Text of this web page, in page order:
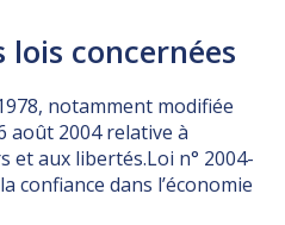
lois concernées
notamment modifiée
août 2004 relative à
et aux libertés.Loi n° 2004-
confiance dans l’économie